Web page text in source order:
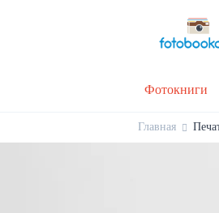
Фотокниги
Главная